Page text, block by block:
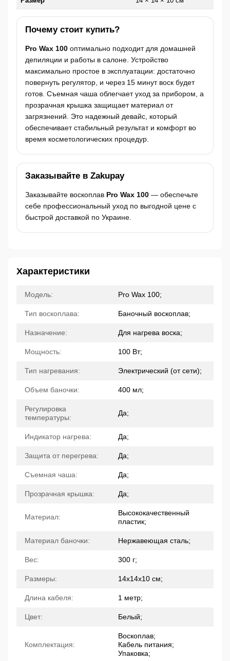
Почему стоит купить?
Pro Wax 100 оптимально подходит для домашней
депиляции и работы в салоне. Устройство
максимально простое в эксплуатации: достаточно
повернуть регулятор, и через 15 минут воск будет
готов. Съемная чаша облегчает уход за прибором, а
прозрачная крышка защищает материал от
загрязнений. Это надежный девайс, который
обеспечивает стабильный результат и комфорт во
время косметологических процедур.
Заказывайте в Zakupay
Заказывайте воскоплав Pro Wax 100 — обеспечьте
себе профессиональный уход по выгодной цене с
быстрой доставкой по Украине.
Характеристики
Модель: Pro Wax 100;
Тип воскоплава: Баночный воскоплав;
Назначение: Для нагрева воска;
Мощность: 100 Вт;
Тип нагревания: Электрический (от сети);
Объем баночки: 400 мл;
Регулировка
температуры:
Да;
Индикатор нагрева: Да;
Защита от перегрева: Да;
Съемная чаша: Да;
Прозрачная крышка: Да;
Материал:
Высококачественный
пластик;
Материал баночки: Нержавеющая сталь;
Вес: 300 г;
Размеры: 14х14х10 см;
Длина кабеля: 1 метр;
Цвет: Белый;
Комплектация:
Воскоплав;
Кабель питания;
Упаковка;